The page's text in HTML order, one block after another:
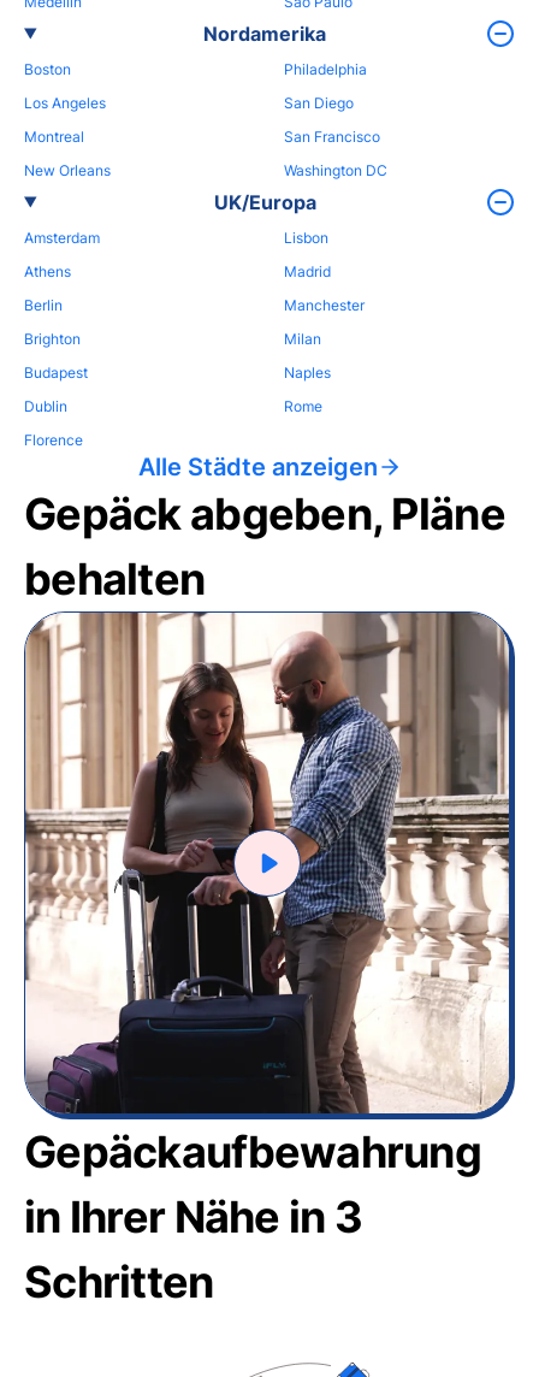
Nordamerika
Boston
Los Angeles
Montreal
New Orleans
Philadelphia
San Diego
San Francisco
Washington DC
UK/Europa
Amsterdam
Athens
Berlin
Brighton
Budapest
Dublin
Florence
Lisbon
Madrid
Manchester
Milan
Naples
Rome
Alle Städte anzeigen
Gepäck abgeben, Pläne
behalten
Gepäckaufbewahrung
in Ihrer Nähe in 3
Schritten